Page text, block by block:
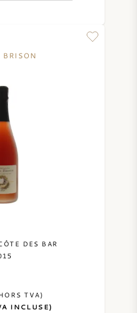
BRISON
DES BAR
TVA)
INCLUSE)